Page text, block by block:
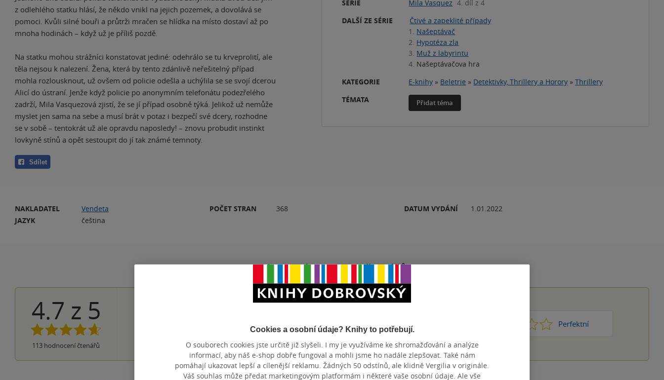
z odlehlého statku hlásí, že někdo vnikl na jejich pozemek, a dovolává se
pomoci. Kvůli silné bouři a průtrži mračen se hlídka na místo dostaví až po
mnoha hodinách – když už je příliš pozdě.
Na statku mohou strážníci konstatovat jediné: odehrálo se tu krveprolití, ale
těla nejsou k nalezení. Žena, která by tento zdánlivě neřešitelný případ
mohla rozlousknout, už ovšem od policie odešla a uchýlila se se svojí dcerou
Alicí do ústraní. Jenže když policie po anonymním telefonátu podezřelého
zadrží, Mila Vasquezová zjistí, že se jí případ osobně týká. Jelikož už nemůže
myslet jen sama na sebe a musí brát v potaz i bezpečí své dcery, rozhodne
se v sobě – tentokrát už ale opravdu naposledy! – znovu probudit instinkt
lovkyně stínů a opět sestoupit do jí tak známé temnoty.
Sdílet
SÉRIE Mila Vasquez 4. díl z 4
DALŠÍ ZE SÉRIE
Čtivé a zapeklité případy
1. Našeptávač
2. Hypotéza zla
3. Muž z labyrintu
4. Našeptávačova hra
KATEGORIE
E-knihy » Beletrie » Detektivky, Thrillery a Horory »Thrillery
TÉMATA
Přidat téma
NAKLADATEL
Vendeta
JAZYK
čeština
POČET STRAN 368 DATUM VYDÁNÍ 1.01.2022
Hodnocení a recenze čtenářů
4.7 z 5
113 hodnocení čtenářů 1 hvezdička
Hodnocení našich knihkupců: 0.0 z 5 Perfektní
Cookies a osobní údaje? Knihy to potřebují.
O souborech cookies jste určitě již slyšeli. I my je využíváme ke shromažďování a analýze
informací, aby náš e-shop dobře fungoval a mohli jsme ho nadále zlepšovat. Také nám
pomáhají ukazovat lepší a cílenější reklamu. Žádných 50 odstínů, ale klidně Vergilia v originále.
Váš souhlas může předat marketingovým platformám i některé vaše osobní údaje. Ale vše